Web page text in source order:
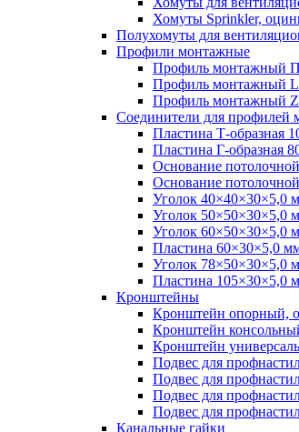
Хомуты Sprinkler,
Полухомуты для
Профили монтажные
Профиль монтажный
Профиль монтажный
Профиль монтажный
Соединители для
Пластина Т-образная
Пластина Г-образная
Основание
Основание
Уголок 40×40×30×5,0
Уголок 50×50×30×5,0
Уголок 60×50×30×5,0
Пластина 60×30×5,0
Уголок 78×50×30×5,0
Пластина 105×30×5,0
Кронштейны
Кронштейн опорный,
Кронштейн
Кронштейн
Подвес для
Подвес для
Подвес для
Подвес для
Канальные гайки